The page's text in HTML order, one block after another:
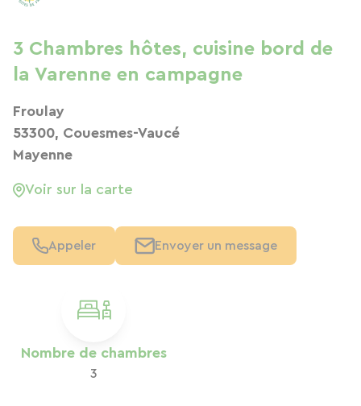
Nombre de chambres
3
3 Chambres hôtes, cuisine bord de
la Varenne en campagne
Froulay
53300, Couesmes-Vaucé
Mayenne
Voir sur la carte
Appeler Envoyer un message